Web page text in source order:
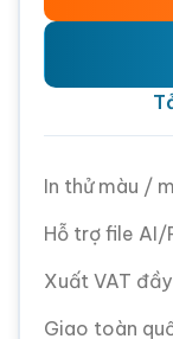
In thử màu /
Hỗ trợ file AI/
Xuất VAT
Giao toàn